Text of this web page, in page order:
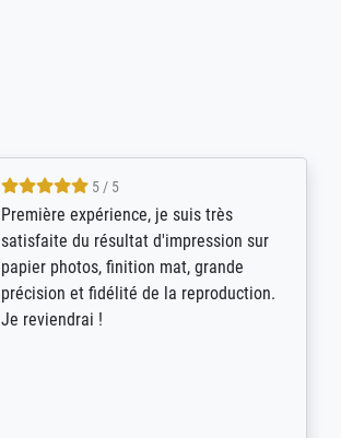
4.8 / 5
Qualité absolument irréprochable.
Extraordinaire diversité des thèmes
abordés et personnalisation des
demandes (recadrage, réajustement des
couleurs). Relation clientèle parfaite.